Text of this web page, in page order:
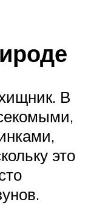
В
это